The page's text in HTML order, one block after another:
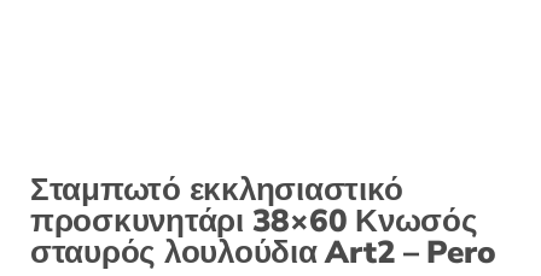
Σταμπωτό εκκλησιαστικό
προσκυνητάρι 38×60 Κνωσός
σταυρός λουλούδια Art2 – Pero